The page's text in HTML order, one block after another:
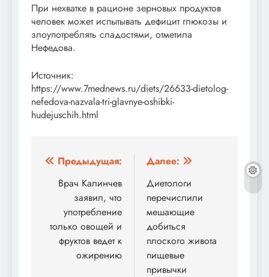
При нехватке в рационе зерновых продуктов
человек может испытывать дефицит глюкозы и
злоупотреблять сладостями, отметила
Нефедова.
Источник:
https://www.7mednews.ru/diets/26633-dietolog-
nefedova-nazvala-tri-glavnye-oshibki-
hudejuschih.html
Навигация
по
записям
Предыдущая:
Врач Калинчев
заявил, что
употребление
только овощей и
фруктов ведет к
ожирению
Далее:
Диетологи
перечислили
мешающие
добиться
плоского живота
пищевые
привычки